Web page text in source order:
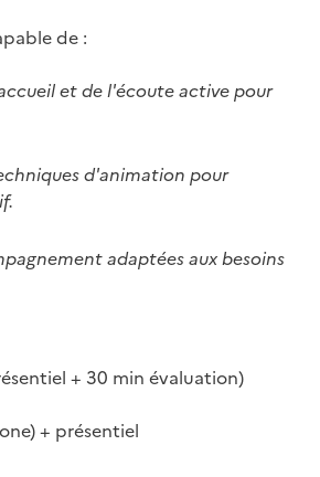
de :
et de l'écoute active pour
d'animation pour
adaptées aux besoins
+ 30 min évaluation)
+ présentiel